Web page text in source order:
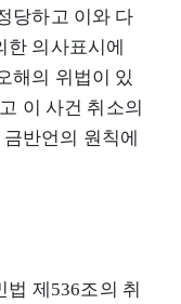
당하고 이와 다
한 의사표시에
해의 위법이 있
이 사건 취소의
반언의 원칙에
제536조의 취